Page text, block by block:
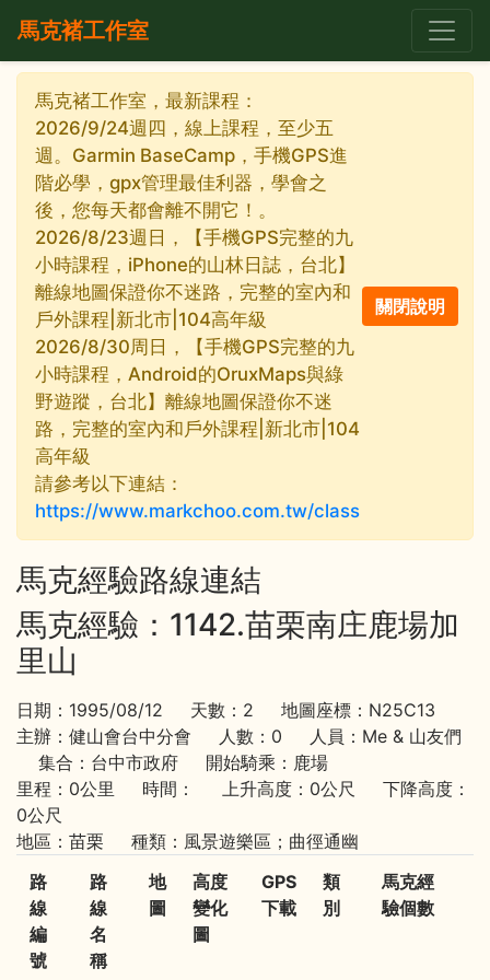
馬克褚工作室
馬克褚工作室，最新課程：
2026/9/24週四，線上課程，至少五
週。Garmin BaseCamp，手機GPS進
階必學，gpx管理最佳利器，學會之
後，您每天都會離不開它！。
2026/8/23週日，【手機GPS完整的九
小時課程，iPhone的山林日誌，台北】
離線地圖保證你不迷路，完整的室內和
戶外課程|新北市|104高年級
2026/8/30周日，【手機GPS完整的九
小時課程，Android的OruxMaps與綠
野遊蹤，台北】離線地圖保證你不迷
路，完整的室內和戶外課程|新北市|104
高年級
請參考以下連結：
https://www.markchoo.com.tw/class
馬克經驗路線連結
馬克經驗：1142.苗栗南庄鹿場加
里山
日期：1995/08/12 天數：2 地圖座標：N25C13
主辦：健山會台中分會 人數：0 人員：Me & 山友們
集合：台中市政府 開始騎乘：鹿場
里程：0公里 時間： 上升高度：0公尺 下降高度：
0公尺
地區：苗栗 種類：風景遊樂區；曲徑通幽
路
線
編
號
路
線
名
稱
地
圖
高度
變化
圖
GPS
下載
類
別
馬克經
驗個數